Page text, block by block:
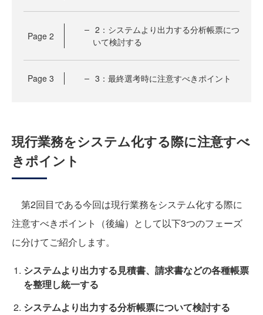
Page 2
2：システムより出力する分析帳票につ
いて検討する
Page 3 3：最終選考時に注意すべきポイント
現行業務をシステム化する際に注意すべ
きポイント
第2回目である今回は現行業務をシステム化する際に
注意すべきポイント（後編）として以下3つのフェーズ
に分けてご紹介します。
システムより出力する見積書、請求書などの各種帳票
を整理し統一する
システムより出力する分析帳票について検討する